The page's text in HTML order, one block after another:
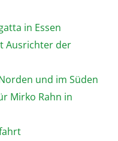
in Essen
Ausrichter der
und im Süden
Mirko Rahn in